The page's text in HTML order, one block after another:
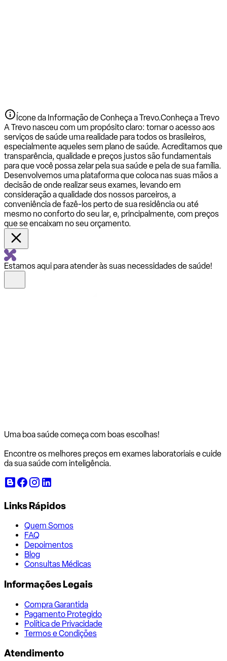
Ícone da Informação de Conheça a Trevo.Conheça a Trevo
A Trevo nasceu com um propósito claro: tornar o acesso aos
serviços de saúde uma realidade para todos os brasileiros,
especialmente aqueles sem plano de saúde. Acreditamos que
transparência, qualidade e preços justos são fundamentais
para que você possa zelar pela sua saúde e pela de sua família.
Desenvolvemos uma plataforma que coloca nas suas mãos a
decisão de onde realizar seus exames, levando em
consideração a qualidade dos nossos parceiros, a
conveniência de fazê-los perto de sua residência ou até
mesmo no conforto do seu lar, e, principalmente, com preços
que se encaixam no seu orçamento.
Estamos aqui para atender às suas necessidades de saúde!
Uma boa saúde começa com boas escolhas!
Encontre os melhores preços em exames laboratoriais e cuide
da sua saúde com inteligência.
Links Rápidos
Quem Somos
FAQ
Depoimentos
Blog
Consultas Médicas
Informações Legais
Compra Garantida
Pagamento Protegido
Política de Privacidade
Termos e Condições
Atendimento